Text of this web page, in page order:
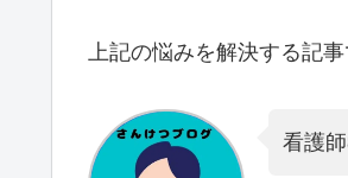
上記の悩みを解決する記事
看護